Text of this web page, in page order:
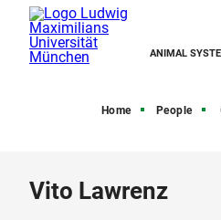
ANIMAL
Home People
Vito Lawrenz